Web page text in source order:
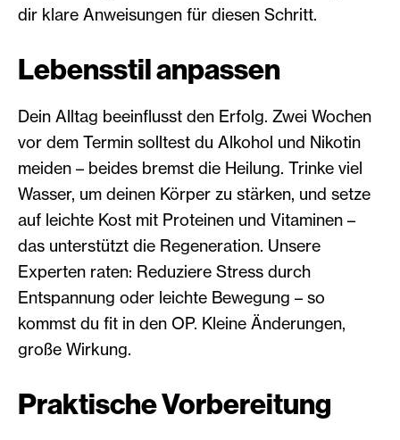
dir klare Anweisungen für diesen Schritt.
Lebensstil anpassen
Dein Alltag beeinflusst den Erfolg. Zwei Wochen
vor dem Termin solltest du Alkohol und Nikotin
meiden – beides bremst die Heilung. Trinke viel
Wasser, um deinen Körper zu stärken, und setze
auf leichte Kost mit Proteinen und Vitaminen –
das unterstützt die Regeneration. Unsere
Experten raten: Reduziere Stress durch
Entspannung oder leichte Bewegung – so
kommst du fit in den OP. Kleine Änderungen,
große Wirkung.
Praktische Vorbereitung